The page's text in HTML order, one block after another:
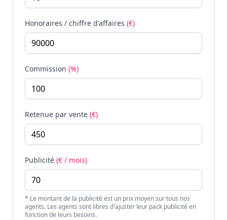
Honoraires / chiffre d'affaires (€)
Commission (%)
Retenue par vente (€)
Publicité (€ / mois)
* Le montant de la publicité est un prix moyen sur tous nos
agents. Les agents sont libres d'ajuster leur pack publicité en
fonction de leurs besoins.